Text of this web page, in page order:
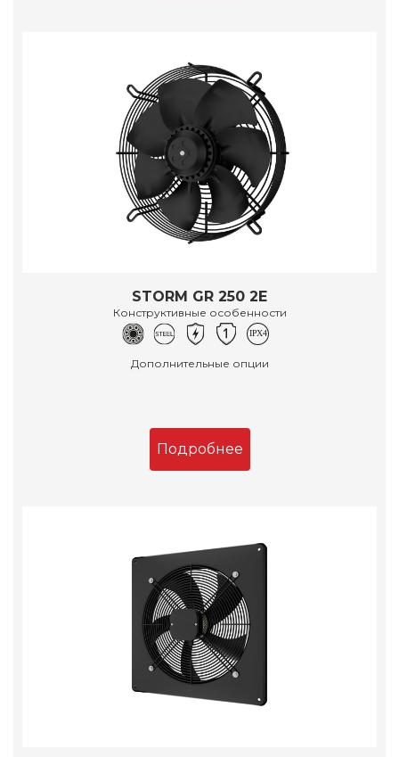
STORM GR 250 2E
Конструктивные особенности
Дополнительные опции
Подробнее